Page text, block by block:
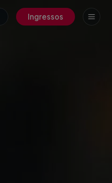
Ingressos